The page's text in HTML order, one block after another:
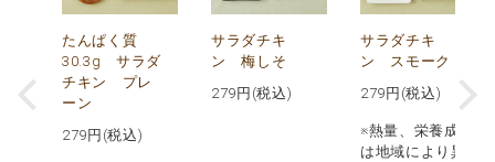
たんぱく質
30.3g サラダ
チキン プレ
ーン
279 円(税込)
サラダチキ
ン 梅しそ
279 円(税込)
サラダチキ
ン スモーク
279 円(税込)
※熱量、栄養成分
は地域により異